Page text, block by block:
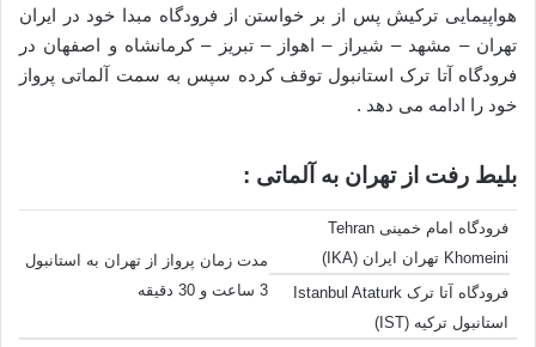
هواپیمایی ترکیش پس از بر خواستن از فرودگاه مبدا خود در ایران
تهران – مشهد – شیراز – اهواز – تبریز – کرمانشاه و اصفهان در
فرودگاه آتا ترک استانبول توقف کرده سپس به سمت آلماتی پرواز
خود را ادامه می دهد .
بلیط رفت از تهران به آلماتی :
فرودگاه امام خمینی Tehran
Khomeini تهران ایران (IKA)
مدت زمان پرواز از تهران به استانبول
3 ساعت و 30 دقیقه
فرودگاه آتا ترک Istanbul Ataturk
استانبول ترکیه (IST)